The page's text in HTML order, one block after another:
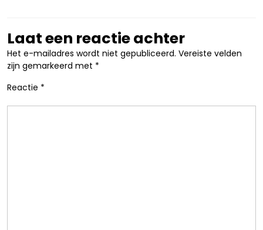
Laat een reactie achter
Het e-mailadres wordt niet gepubliceerd. Vereiste velden
zijn gemarkeerd met *
Reactie *